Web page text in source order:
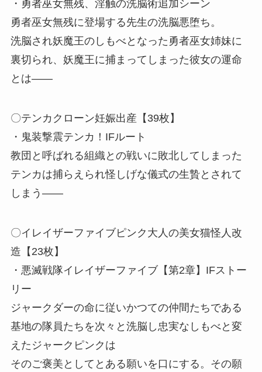
・勇者巫女無残、淫触の洗脳術追加シーン
勇者巫女無残に登場する先生の洗脳悪堕ち。
洗脳され妖魔王のしもべとなった勇者巫女姉妹に
裏切られ、妖魔王に捕まってしまった彼女の運命
とは――
〇テンカクローン妊娠出産【39枚】
・鬼装撃震テンカ！IFルート
教団と呼ばれる組織との戦いに敗北してしまった
テンカは捕らえられ怪しげな儀式の生贄とされて
しまう――
〇イレイザーファイブピンク大人の美女猫怪人改
造【23枚】
・悪滅戦隊イレイザーファイブ【第2章】IFストー
リー
ジャークダーの命に従いかつての仲間たちである
基地の隊員たちを次々と洗脳し忠実なしもべと変
えたジャークピンクは
そのご褒美としてとある願いを口にする。その願